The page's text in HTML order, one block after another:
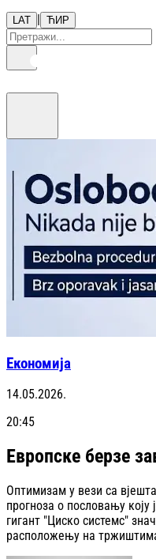
LAT | ЋИР
Економија
14.05.2026.
20:45
Европске берзе
Оптимизам у вези са
прогноза о пословању
гигант "Циско системс"
расположењу на